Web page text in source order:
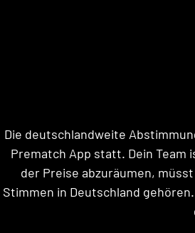
Die deutschlandweite
Prematch App statt. Dein
der Preise abzuräumen,
Stimmen in Deutschland